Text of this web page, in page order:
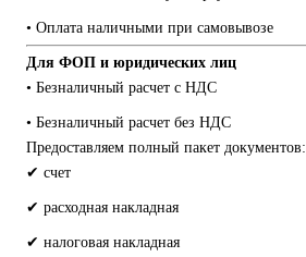
• Оплата наличными при самовывозе
Для ФОП и юридических лиц
• Безналичный расчет с НДС
• Безналичный расчет без НДС
Предоставляем полный пакет документов:
✔ счет
✔ расходная накладная
✔ налоговая накладная